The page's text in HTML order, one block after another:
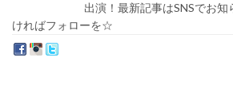
出演！最新記事はSNSでお
ければフォローを☆